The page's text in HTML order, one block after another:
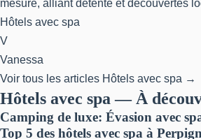
mesure, alliant détente et découvertes
Hôtels avec spa
V
Vanessa
Voir tous les articles Hôtels avec spa →
Hôtels avec spa — À
Camping de luxe: Évasion avec
Top 5 des hôtels avec spa à